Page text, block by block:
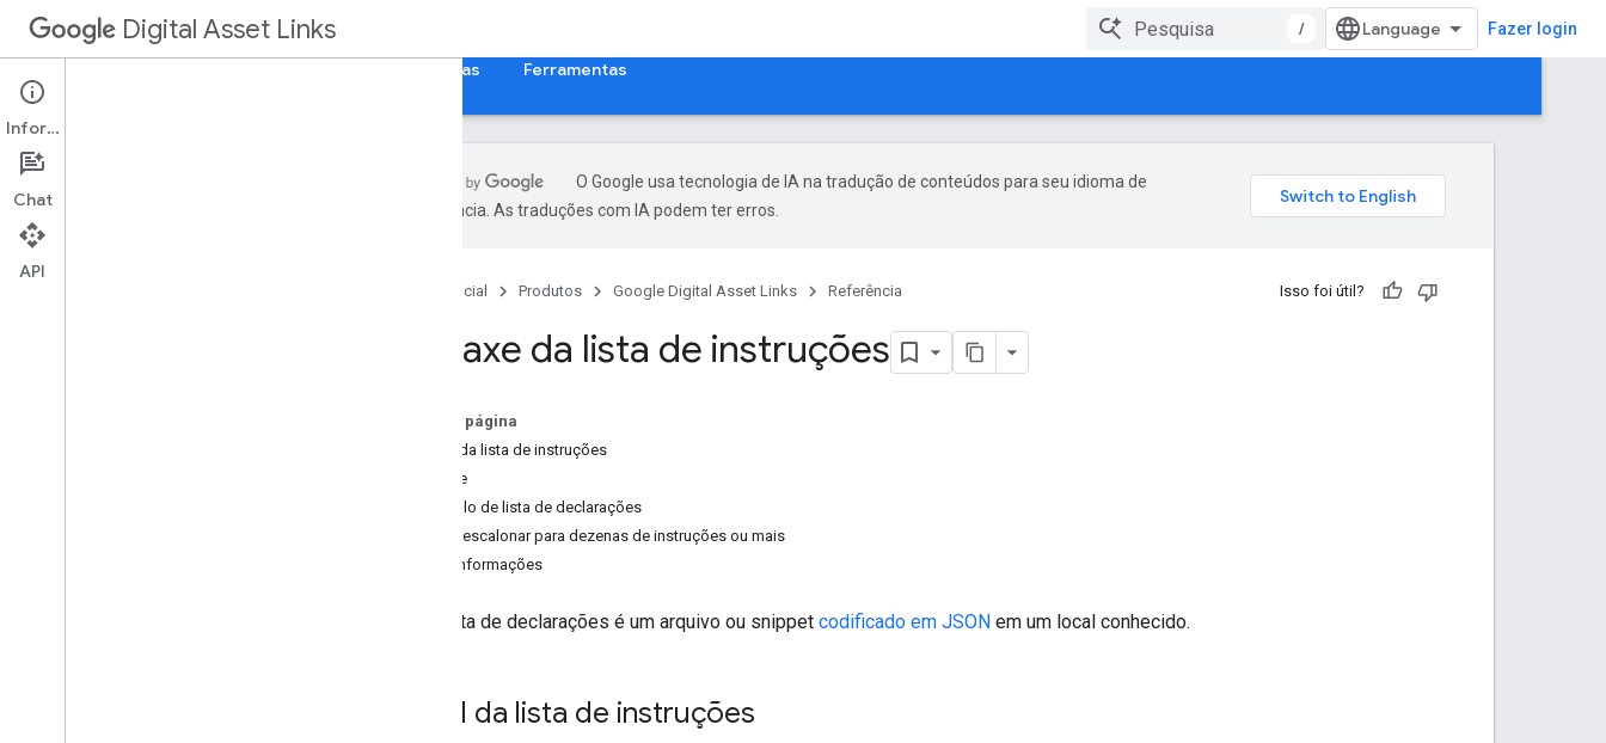
Digital Asset Links / Fazer login
Amostras Ferramentas
Visão geral das referências
Sintaxe da lista de instruções
O Google usa tecnologia de IA na tradução de conteúdos para seu idioma de
preferência. As traduções com IA podem ter erros.
Página inicial Produtos Google Digital Asset Links Referência Isso foi útil?
Sintaxe da lista de instruções
Nesta página
Local da lista de instruções
Sintaxe
Exemplo de lista de declarações
Como escalonar para dezenas de instruções ou mais
Mais informações
Uma lista de declarações é um arquivo ou snippet codificado em JSON em um local conhecido.
Local da lista de instruções
Informações
Chat
API